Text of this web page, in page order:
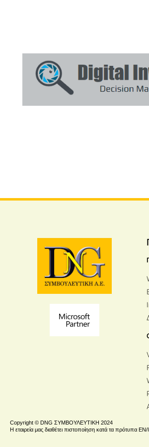
Copyright © DNG ΣΥΜΒΟΥΛΕΥΤΙΚΗ 2024
Η εταιρεία μας διαθέτει πιστοποίηση κατά τα πρότυπα